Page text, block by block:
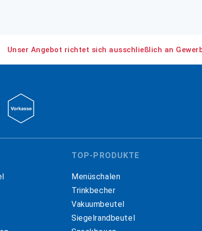
Unser Angebot richtet sich ausschließlich an
TOP-PRODUKTE
Menüschalen
Trinkbecher
Vakuumbeutel
Siegelrandbeutel